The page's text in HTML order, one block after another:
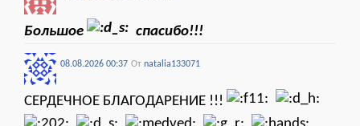
Большое спасибо!!!
08.08.2026 00:37 От natalia133071
СЕРДЕЧНОЕ БЛАГОДАРЕНИЕ !!!